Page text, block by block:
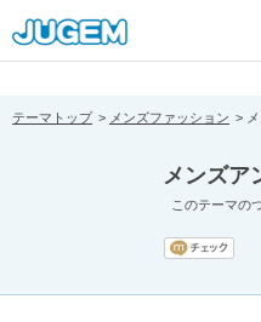
[pear_error:
prefix="" info=""]
テーマトップ メンズファッション
メンズア
このテーマの